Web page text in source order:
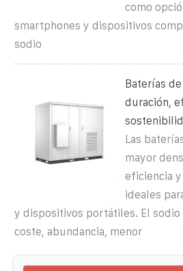
como
smartphones y dispositivos
sodio
Baterías
duración,
Las
mayor
eficiencia
ideales
y dispositivos portátiles. El sodio
coste, abundancia, menor